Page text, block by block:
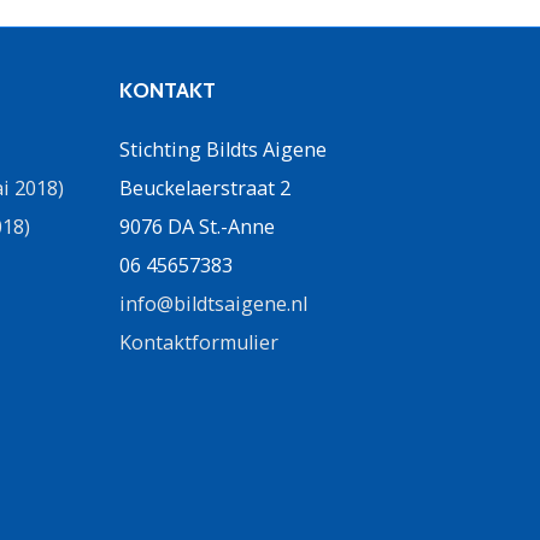
2018)
KONTAKT
Stichting Bildts Aigene
Beuckelaerstraat 2
9076 DA St.-Anne
06 45657383
info@bildtsaigene.nl
Kontaktformulier